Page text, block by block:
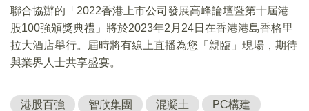
聯合協辦的「2022香港上市公司發展高峰論壇暨第十屆港
股100強頒獎典禮」將於2023年2月24日在香港港島香格里
拉大酒店舉行。屆時將有線上直播為您「親臨」現場，期待
與業界人士共享盛宴。
港股百強 智欣集團 混凝土 PC構建